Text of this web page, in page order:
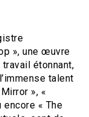
», une œuvre
étonnant,
talent
», «
encore « The